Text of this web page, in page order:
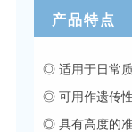
产品特点
◎ 适用于日常
◎ 可用作遗传
◎ 具有高度的